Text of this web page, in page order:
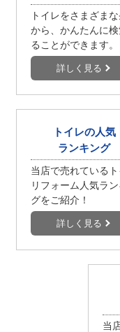
トイレをさまざま
から、かんたんに
ることができます。
詳しく見る
トイレの人気
ランキング
当店で売れている
リフォーム人気ラ
グをご紹介！
詳しく見る
当